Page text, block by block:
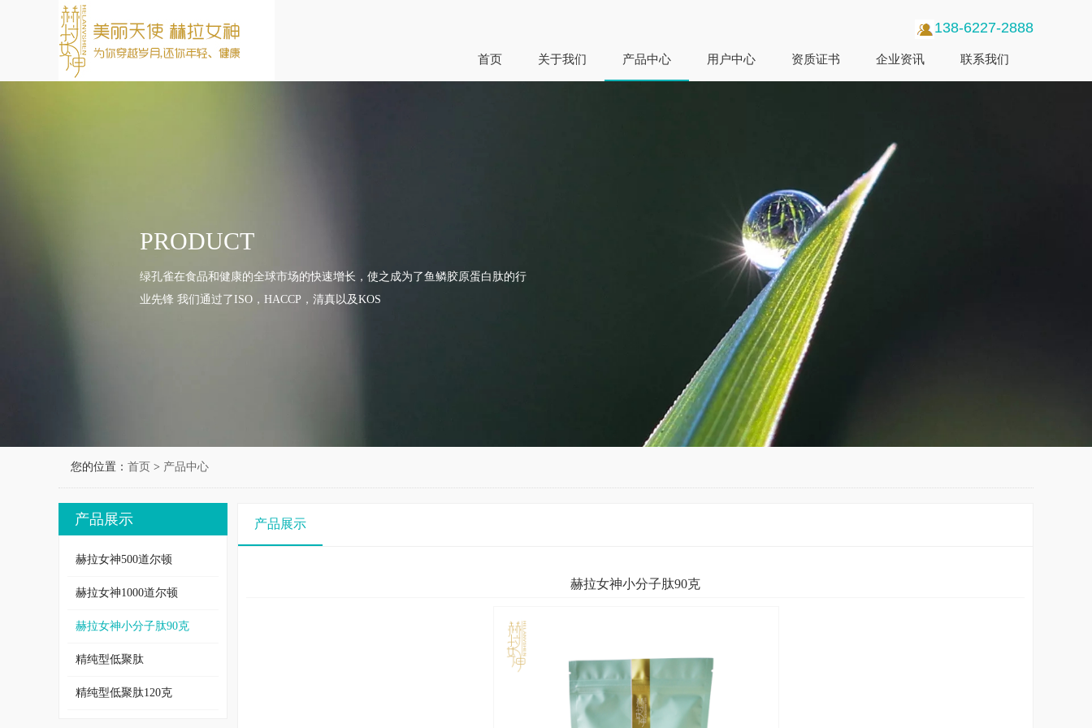
138-6227-2888
首页 关于我们 产品中心 用户中心 资质证书 企业资讯 联系我们
PRODUCT
绿孔雀在食品和健康的全球市场的快速增长，使之成为了鱼鳞胶原蛋白肽的行
业先锋 我们通过了ISO，HACCP，清真以及KOS
您的位置： 首页 > 产品中心
产品展示
赫拉女神500道尔顿
赫拉女神1000道尔顿
赫拉女神小分子肽90克
精纯型低聚肽
精纯型低聚肽120克
产品展示
赫拉女神小分子肽90克